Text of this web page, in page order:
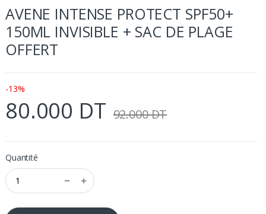
AVENE INTENSE PROTECT SPF50+
150ML INVISIBLE + SAC DE PLAGE
OFFERT
-13%
80.000 DT 92.000 DT
Quantité